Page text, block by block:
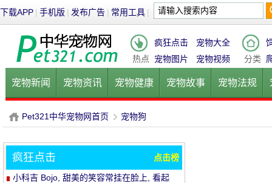
下载APP | 手机版 | 发布广告 | 常用工具 |
热点
疯狂点击
宠物大全
宠物图片
宠物视频 分类
宠物新闻 宠物资讯 宠物健康 宠物故事 宠物法规
健康饮食 宠物美容 宠物医院
P
Pet321中华宠物网首页
›
宠物狗
疯狂点击 点击榜
小科吉 Bojo, 甜美的笑容常挂在脸上, 看起